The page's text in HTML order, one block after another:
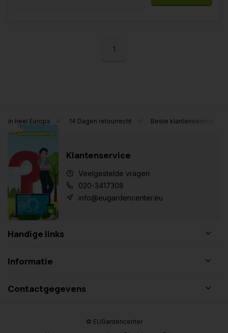
1
Europa 14 Dagen retourrecht Beste klantenservice
Klantenservice
Veelgestelde vragen
020-3417308
info@eugardencenter.eu
Handige links
Informatie
Contactgegevens
© EUGardencenter